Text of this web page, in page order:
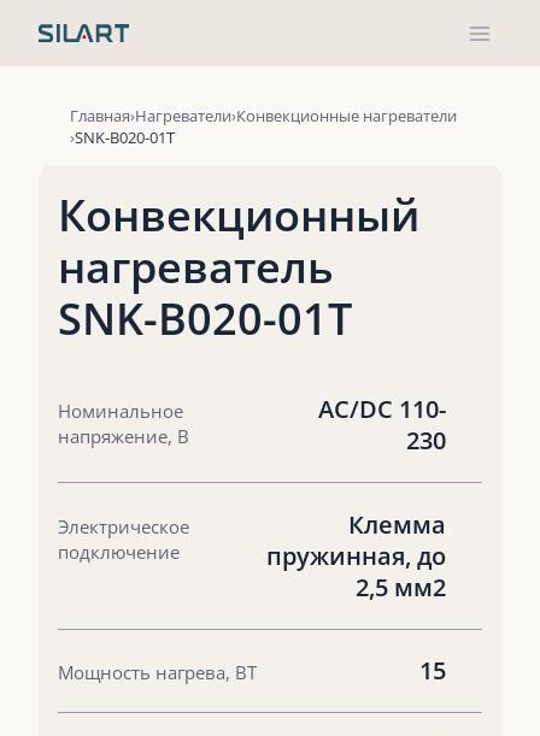
Главная Нагреватели Конвекционные нагреватели
SNK-B020-01T
Конвекционный
нагреватель
SNK-B020-01T
Номинальное
напряжение, В
AC/DC 110-
230
Электрическое
подключение
Клемма
пружинная, до
2,5 мм2
Мощность нагрева, ВТ 15